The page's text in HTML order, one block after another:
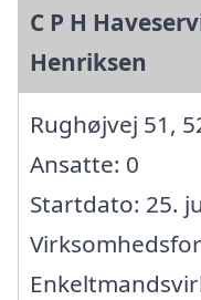
C P H
Henriksen
Rughøjvej 51,
Ansatte: 0
Startdato: 25.